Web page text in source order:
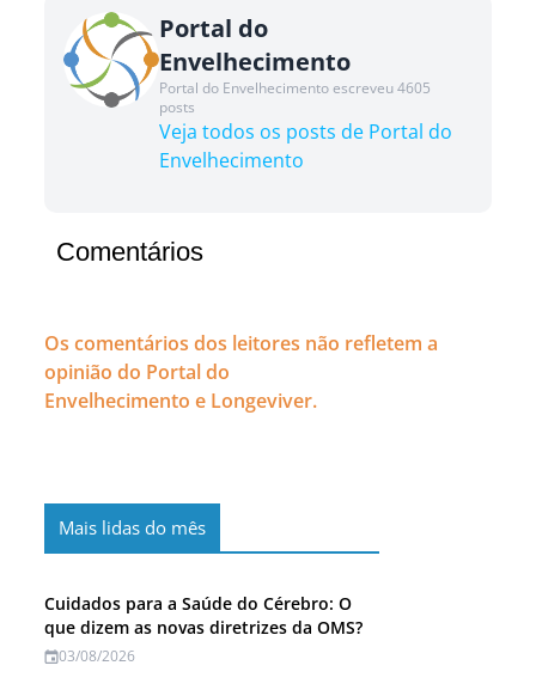
Portal do
Envelhecimento
Portal do Envelhecimento escreveu 4605
posts
Veja todos os posts de Portal do
Envelhecimento
Comentários
Os comentários dos leitores não refletem a
opinião do Portal do
Envelhecimento e Longeviver.
Mais lidas do mês
Cuidados para a Saúde do Cérebro: O
que dizem as novas diretrizes da OMS?
03/08/2026